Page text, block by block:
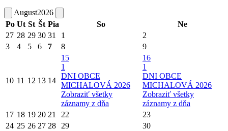
August2026
Po Ut St Št Pia So
Ne
27 28 29 30 31 1
2
3
4 5 6 7 8 9
10 11 12 13 14
15
1
DNI OBCE
MICHALOVÁ 2026
Zobraziť všetky
záznamy z dňa
16
1
DNI OBCE
MICHALOVÁ 2026
Zobraziť všetky
záznamy z dňa
17 18 19 20 21 22
23
24 25 26 27 28 29
30